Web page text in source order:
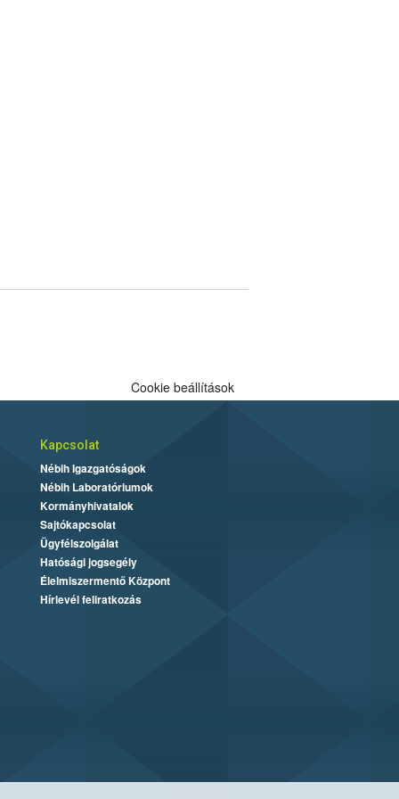
Cookie beállítások
Kapcsolat
Nébih Igazgatóságok
Nébih Laboratóriumok
Kormányhivatalok
Sajtókapcsolat
Ügyfélszolgálat
Hatósági jogsegély
Élelmiszermentő Központ
Hírlevél feliratkozás